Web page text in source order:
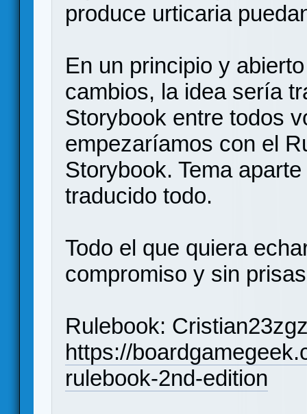
produce urticaria
En un principio y
cambios, la idea sería
Storybook entre todos
empezaríamos con el
Storybook. Tema
traducido todo.
Todo el que quiera
compromiso y sin
Rulebook:
https://
rulebook-2nd-edition